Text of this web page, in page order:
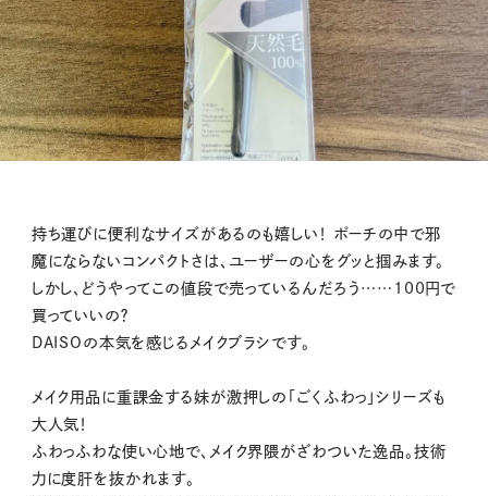
持ち運びに便利なサイズがあるのも嬉しい！ ポーチの中で邪
魔にならないコンパクトさは、ユーザーの心をグッと掴みます。
しかし、どうやってこの値段で売っているんだろう……100円で
買っていいの？
DAISOの本気を感じるメイクブラシです。
メイク用品に重課金する妹が激押しの「ごくふわっ」シリーズも
大人気！
ふわっふわな使い心地で、メイク界隈がざわついた逸品。技術
力に度肝を抜かれます。